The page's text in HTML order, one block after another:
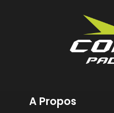
A Propos